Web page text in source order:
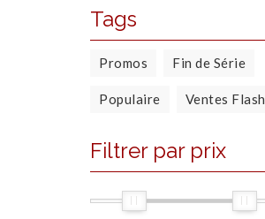
Tags
Promos Fin de Série
Populaire Ventes Flash
Filtrer par prix